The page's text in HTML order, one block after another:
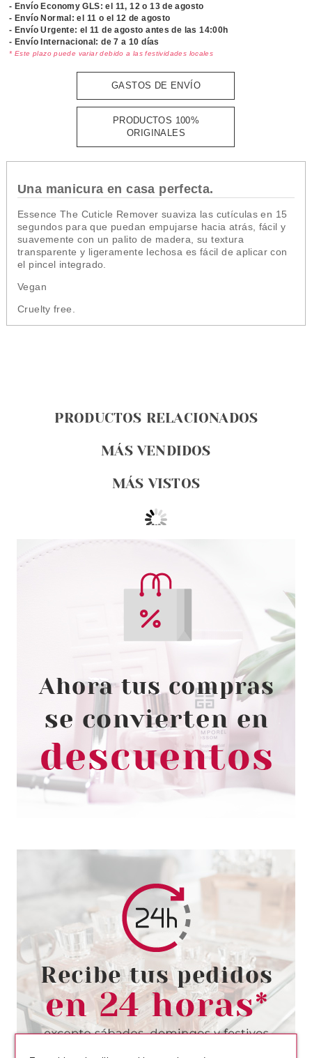
- Envío Economy GLS: el 11, 12 o 13 de agosto
- Envío Normal: el 11 o el 12 de agosto
- Envío Urgente: el11 de agosto antes de las 14:00h
- Envío Internacional: de 7 a 10 días
* Este plazo puede variar debido a las festividades locales
GASTOS DE ENVÍO
PRODUCTOS 100%
ORIGINALES
Una manicura en casa perfecta.
Essence The Cuticle Remover suaviza las cutículas en 15
segundos para que puedan empujarse hacia atrás, fácil y
suavemente con un palito de madera, su textura
transparente y ligeramente lechosa es fácil de aplicar con
el pincel integrado.
Vegan
Cruelty free.
PRODUCTOS RELACIONADOS
MÁS VENDIDOS
MÁS VISTOS
ESSENCE
ESSENCE UV GEL NAIL
LIMPIADOR PARA UÑAS DE GEL
110 ML
Pvr 3.79€
-14%
desde
3.27€
ESSENCE
ESSENCE ESMALTE DE UÑAS
FAIRY 02 CLOUD 8GR
Pvr 2.39€
-13%
desde
2.08€